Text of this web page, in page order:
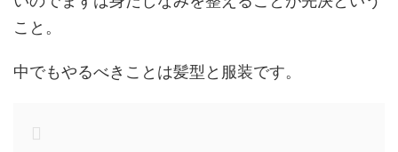
こと。
中でもやるべきことは髪型と服装です。